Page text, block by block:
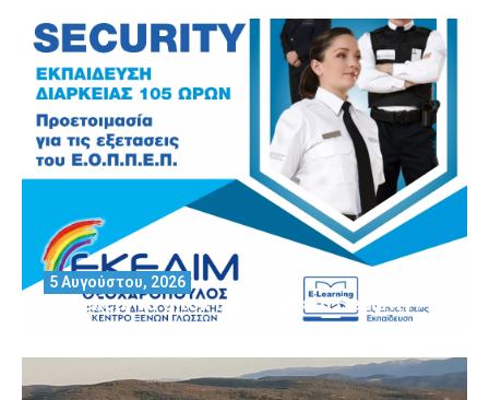
Θέλεις να αποκτήσεις άδεια Security?
5 Αυγούστου, 2026